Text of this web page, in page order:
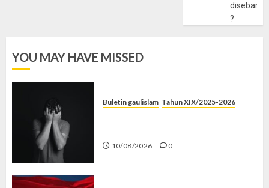
?
YOU MAY HAVE MISSED
Buletin gaulislam Tahun XIX/2025-2026
10/08/2026 0